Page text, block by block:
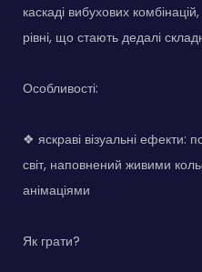
каскаді вибухових
рівні, що стають дедалі
Особливості:
❖ яскраві візуальні ефекти:
світ, наповнений живими
анімаціями
Як грати?